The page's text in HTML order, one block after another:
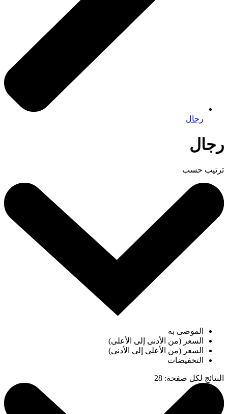
رجال
رجال
ترتيب حسب
الموصى به
السعر (من الأدنى إلى الأعلى)
السعر (من الأعلى إلى الأدنى)
التخفيضات
النتائج لكل صفحة:
28